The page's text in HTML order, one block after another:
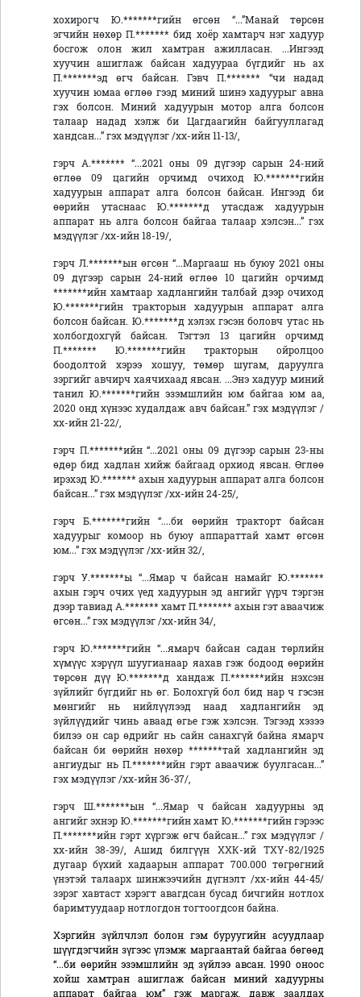
хохирогч Ю.*******гийн өгсөн “...”Манай төрсөн
эгчийн нөхөр П.******* бид хоёр хамтарч нэг хадуур
босгож олон жил хамтран ажилласан. ...Ингээд
хуучин ашиглаж байсан хадуураа бүгдийг нь ах
П.*******эд өгч байсан. Гэвч П.******* “чи надад
хуучин юмаа өглөө гээд миний шинэ хадуурыг авна
гэх болсон. Миний хадуурын мотор алга болсон
талаар надад хэлж би Цагдаагийн байгууллагад
хандсан...” гэх мэдүүлэг /хх-ийн 11-13/,
гэрч А.******* “...2021 оны 09 дүгээр сарын 24-ний
өглөө 09 цагийн орчимд очиход Ю.*******гийн
хадуурын аппарат алга болсон байсан. Ингээд би
өөрийн утаснаас Ю.*******д утасдаж хадуурын
аппарат нь алга болсон байгаа талаар хэлсэн...” гэх
мэдүүлэг /хх-ийн 18-19/,
гэрч Л.*******ын өгсөн “...Маргааш нь буюу 2021 оны
09 дүгээр сарын 24-ний өглөө 10 цагийн орчимд
*******ийн хамтаар хадлангийн талбай дээр очиход
Ю.*******гийн тракторын хадуурын аппарат алга
болсон байсан. Ю.*******д хэлэх гэсэн боловч утас нь
холбогдохгүй байсан. Тэгтэл 13 цагийн орчимд
П.******* Ю.*******гийн тракторын ойролцоо
боодолтой хэрээ хошуу, төмөр шугам, даруулга
зэргийг авчирч хаячихаад явсан. ...Энэ хадуур миний
танил Ю.*******гийн эзэмшлийн юм байгаа юм аа,
2020 онд хүнээс худалдаж авч байсан.” гэх мэдүүлэг /
хх-ийн 21-22/,
гэрч П.*******ийн “...2021 оны 09 дүгээр сарын 23-ны
өдөр бид хадлан хийж байгаад орхиод явсан. Өглөө
ирэхэд Ю.******* ахын хадуурын аппарат алга болсон
байсан...” гэх мэдүүлэг /хх-ийн 24-25/,
гэрч Б.*******гийн “....би өөрийн тракторт байсан
хадуурыг комоор нь буюу аппараттай хамт өгсөн
юм...” гэх мэдүүлэг /хх-ийн 32/,
гэрч У.*******ы “...Ямар ч байсан намайг Ю.*******
ахын гэрч очих үед хадуурын эд ангийг үүрч тэргэн
дээр тавиад А.******* хамт П.******* ахын гэт аваачиж
өгсөн...” гэх мэдүүлэг /хх-ийн 34/,
гэрч Ю.*******гийн “...ямарч байсан садан төрлийн
хүмүүс хэрүүл шуугианаар яахав гэж бодоод өөрийн
төрсөн дүү Ю.*******д хандаж П.*******ийн нэхсэн
зүйлийг бүгдийг нь өг. Болохгүй бол бид нар ч гэсэн
мөнгийг нь нийлүүлээд наад хадлангийн эд
зүйлүүдийг чинь аваад өгье гэж хэлсэн. Тэгээд хэзээ
билээ он сар өдрийг нь сайн санахгүй байна ямарч
байсан би өөрийн нөхөр *******тай хадлангийн эд
ангиудыг нь П.*******ийн гэрт аваачиж буулгасан...”
гэх мэдүүлэг /хх-ийн 36-37/,
гэрч Ш.*******ын “...Ямар ч байсан хадуурны эд
ангийг эхнэр Ю.*******гийн хамт Ю.*******гийн гэрээс
П.*******ийн гэрт хүргэж өгч байсан...” гэх мэдүүлэг /
хх-ийн 38-39/, Ашид билгүүн ХХК-ий ТХҮ-82/1925
дугаар бүхий хадаарын аппарат 700.000 төгрөгний
үнэтэй талаарх шинжээчийн дүгнэлт /хх-ийн 44-45/
зэрэг хавтаст хэрэгт авагдсан бусад бичгийн нотлох
баримтуудаар нотлогдон тогтоогдсон байна.
Хэргийн зүйлчлэл болон гэм буруугийн асуудлаар
шүүгдэгчийн зүгээс үлэмж маргаантай байгаа бөгөөд
“...би өөрийн эзэмшлийн эд зүйлээ авсан. 1990 оноос
хойш хамтран ашиглаж байсан миний хадуурны
аппарат байгаа юм” гэж маргаж, давж заалдах